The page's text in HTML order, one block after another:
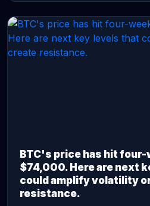
BTC's price has hit
$74,000. Here are next
could amplify volatility
resistance.